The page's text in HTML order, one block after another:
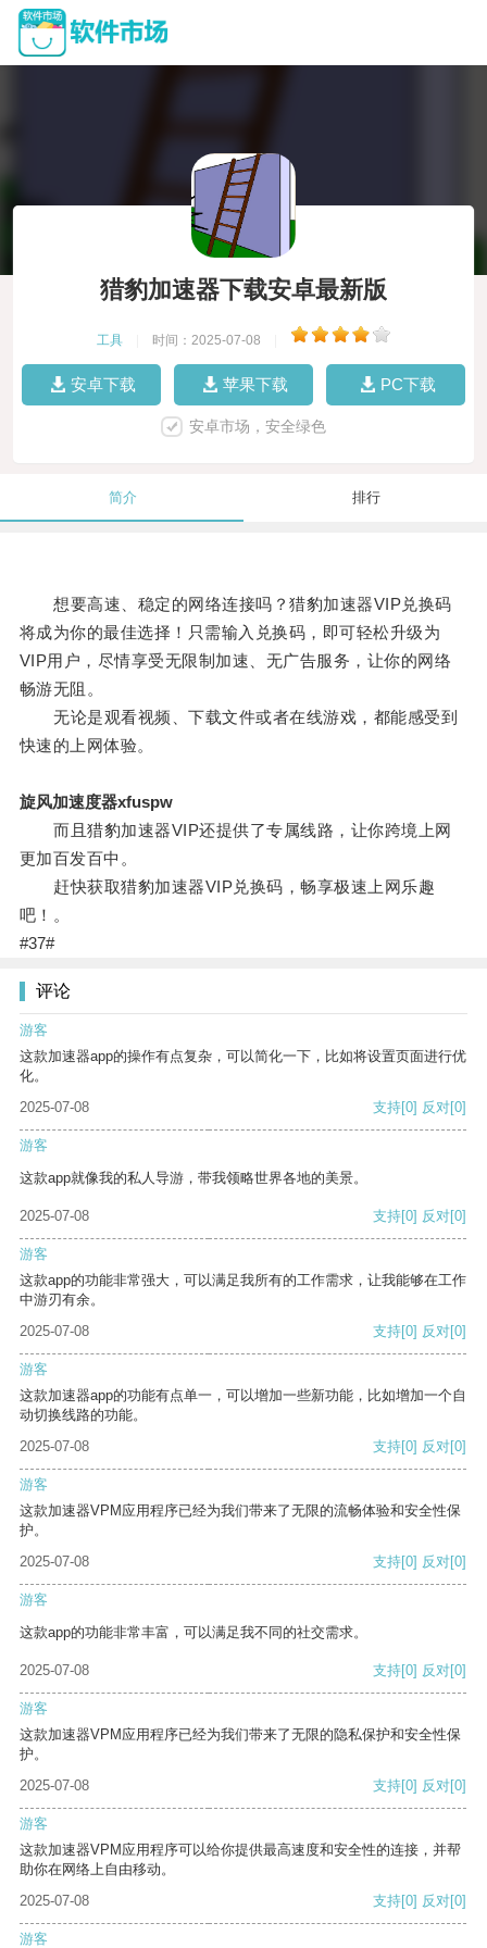
猎豹加速器下载安卓最新版
工具 时间：2025-07-08
安卓下载 苹果下载 PC下载
安卓市场，安全绿色
简介 排行
想要高速、稳定的网络连接吗？猎豹加速器VIP兑换码
将成为你的最佳选择！只需输入兑换码，即可轻松升级为
VIP用户，尽情享受无限制加速、无广告服务，让你的网络
畅游无阻。
无论是观看视频、下载文件或者在线游戏，都能感受到
快速的上网体验。
旋风加速度器xfuspw
而且猎豹加速器VIP还提供了专属线路，让你跨境上网
更加百发百中。
赶快获取猎豹加速器VIP兑换码，畅享极速上网乐趣
吧！。
#37#
评论
游客
这款加速器app的操作有点复杂，可以简化一下，比如将设置页面进行优
化。
2025-07-08
支持[0] 反对[0]
游客
这款app就像我的私人导游，带我领略世界各地的美景。
2025-07-08 支持[0] 反对[0]
游客
这款app的功能非常强大，可以满足我所有的工作需求，让我能够在工作
中游刃有余。
2025-07-08
支持[0] 反对[0]
游客
这款加速器app的功能有点单一，可以增加一些新功能，比如增加一个自
动切换线路的功能。
2025-07-08
支持[0] 反对[0]
游客
这款加速器VPM应用程序已经为我们带来了无限的流畅体验和安全性保
护。
2025-07-08
支持[0] 反对[0]
游客
这款app的功能非常丰富，可以满足我不同的社交需求。
2025-07-08 支持[0] 反对[0]
游客
这款加速器VPM应用程序已经为我们带来了无限的隐私保护和安全性保
护。
2025-07-08
支持[0] 反对[0]
游客
这款加速器VPM应用程序可以给你提供最高速度和安全性的连接，并帮
助你在网络上自由移动。
2025-07-08
支持[0] 反对[0]
游客